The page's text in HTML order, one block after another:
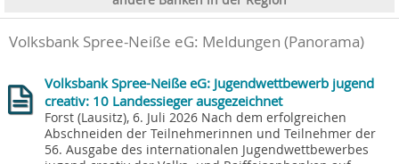
Volksbank Spree-Neiße eG: Meldungen (Panorama)
Volksbank Spree-Neiße eG: Jugendwettbewerb jugend
creativ: 10 Landessieger ausgezeichnet
Forst (Lausitz), 6. Juli 2026 Nach dem erfolgreichen
Abschneiden der Teilnehmerinnen und Teilnehmer der
56. Ausgabe des internationalen Jugendwettbewerbes